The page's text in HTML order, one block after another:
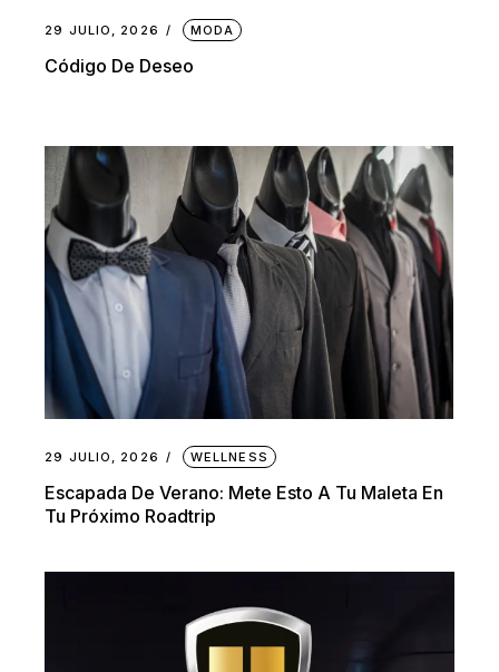
29 JULIO, 2026 MODA
Código De Deseo
29 JULIO, 2026 WELLNESS
Escapada De Verano: Mete Esto A Tu Maleta En
Tu Próximo Roadtrip